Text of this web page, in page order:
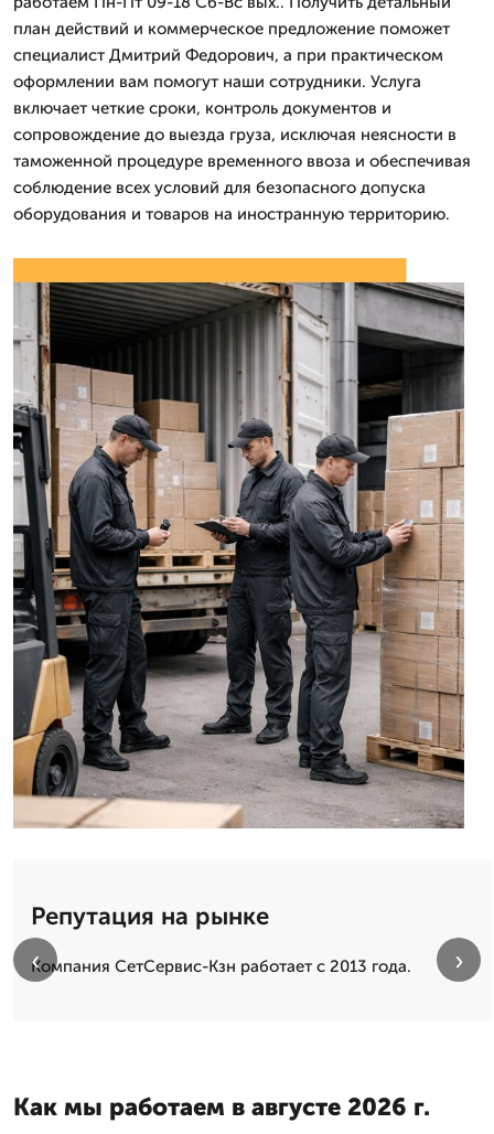
план действий и коммерческое предложение поможет
специалист Дмитpий Федорович, а при практическом
оформлении вам помогут наши сотрудники. Услуга
включает четкие сроки, контроль документов и
сопровождение до выезда груза, исключая неясности в
таможенной процедуре временного ввоза и обеспечивая
соблюдение всех условий для безопасного допуска
оборудования и товаров на иностранную территорию.
Репутация на рынке
Компания СетСервис-Кзн работает с 2013 года.
‹ ›
Как мы работаем в августе 2026 г.